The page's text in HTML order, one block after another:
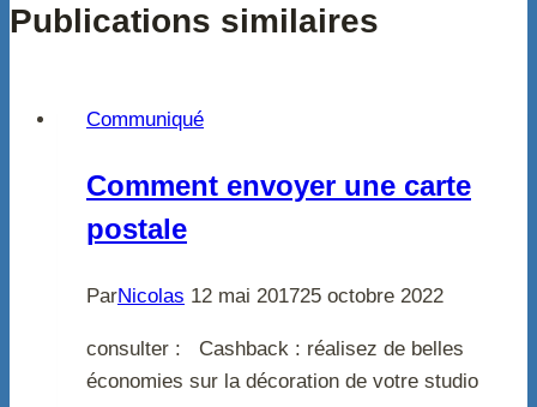
Publications similaires
Communiqué
Comment envoyer une carte
postale
ParNicolas 12 mai 201725 octobre 2022
consulter : Cashback : réalisez de belles
économies sur la décoration de votre studio